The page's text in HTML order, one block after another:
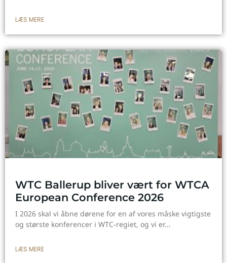
LÆS MERE
WTC Ballerup bliver vært for WTCA
European Conference 2026
I 2026 skal vi åbne dørene for en af vores måske vigtigste
og største konferencer i WTC-regiet, og vi er
LÆS MERE